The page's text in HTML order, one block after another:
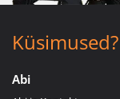
Küsimused?
Abi